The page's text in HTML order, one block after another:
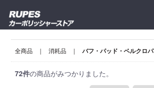
全商品 消耗品 バフ・パッド・ベルクロ
72件の商品がみつかりました。